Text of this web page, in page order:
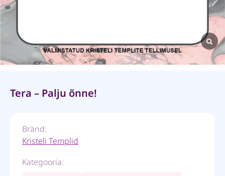
Tera – Palju õnne!
Bränd:
Kristeli Templid
Kategooria: